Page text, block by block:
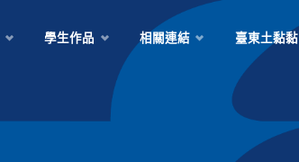
學生作品 相關連結 臺東土黏黏